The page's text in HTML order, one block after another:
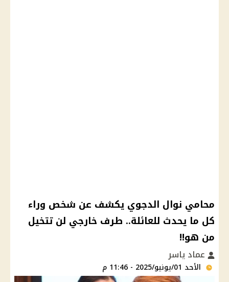
محامي نوال الدجوي يكشف عن شخص وراء
كل ما يحدث للعائلة.. طرف خارجي لن تتخيل
من هو!!
عماد ياسر
الأحد 01/يونيو/2025 - 11:46 م